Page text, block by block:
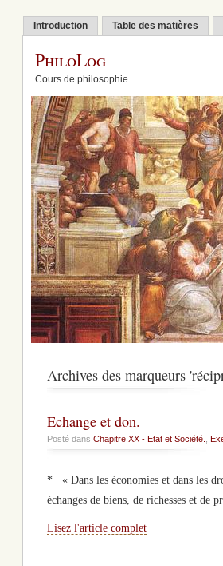
Introduction Table des matières
PhiloLog
Cours de philosophie
Archives des marqueurs
Echange et don.
Posté dans Chapitre XX - Etat et Société.,
* « Dans les économies et dans les
échanges de biens, de richesses et de
Lisez l'article complet